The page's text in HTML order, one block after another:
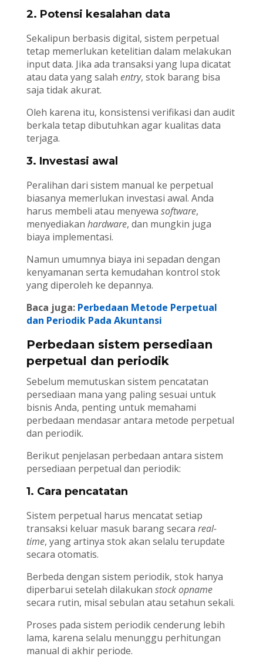
2. Potensi kesalahan data
Sekalipun berbasis digital, sistem perpetual
tetap memerlukan ketelitian dalam melakukan
input data. Jika ada transaksi yang lupa dicatat
atau data yang salah entry, stok barang bisa
saja tidak akurat.
Oleh karena itu, konsistensi verifikasi dan audit
berkala tetap dibutuhkan agar kualitas data
terjaga.
3. Investasi awal
Peralihan dari sistem manual ke perpetual
biasanya memerlukan investasi awal. Anda
harus membeli atau menyewa software,
menyediakan hardware, dan mungkin juga
biaya implementasi.
Namun umumnya biaya ini sepadan dengan
kenyamanan serta kemudahan kontrol stok
yang diperoleh ke depannya.
Baca juga: Perbedaan Metode Perpetual
dan Periodik Pada Akuntansi
Perbedaan sistem persediaan
perpetual dan periodik
Sebelum memutuskan sistem pencatatan
persediaan mana yang paling sesuai untuk
bisnis Anda, penting untuk memahami
perbedaan mendasar antara metode perpetual
dan periodik.
Berikut penjelasan perbedaan antara sistem
persediaan perpetual dan periodik:
1. Cara pencatatan
Sistem perpetual harus mencatat setiap
transaksi keluar masuk barang secara real-
time, yang artinya stok akan selalu terupdate
secara otomatis.
Berbeda dengan sistem periodik, stok hanya
diperbarui setelah dilakukan stock opname
secara rutin, misal sebulan atau setahun sekali.
Proses pada sistem periodik cenderung lebih
lama, karena selalu menunggu perhitungan
manual di akhir periode.